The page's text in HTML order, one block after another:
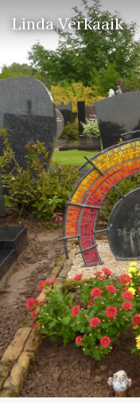
Linda Verkaaik